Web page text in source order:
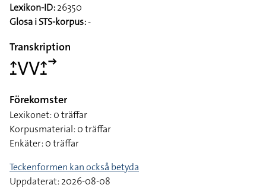
Lexikon-ID:26350
Glosa i STS-korpus:-
Transkription
􌤴􌤸􌤭􌤭􌤴􌤸􌥣
Förekomster
Lexikonet: 0 träffar
Korpusmaterial: 0 träffar
Enkäter: 0 träffar
Teckenformen kan också betyda
Uppdaterat: 2026-08-08